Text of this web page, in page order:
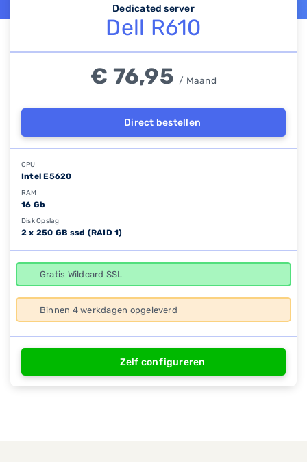
Dedicated server
Dell R610
€ 76,95 / Maand
Direct bestellen
CPU
Intel E5620
RAM
16 Gb
Disk Opslag
2 x 250 GB ssd (RAID 1)
Gratis Wildcard SSL
Binnen 4 werkdagen opgeleverd
Zelf configureren